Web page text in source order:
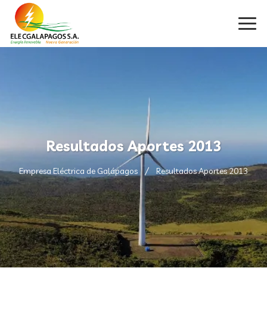
Resultados Aportes 2013
Empresa Eléctrica de Galápagos Resultados Aportes 2013